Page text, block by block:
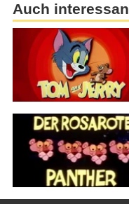
Auch